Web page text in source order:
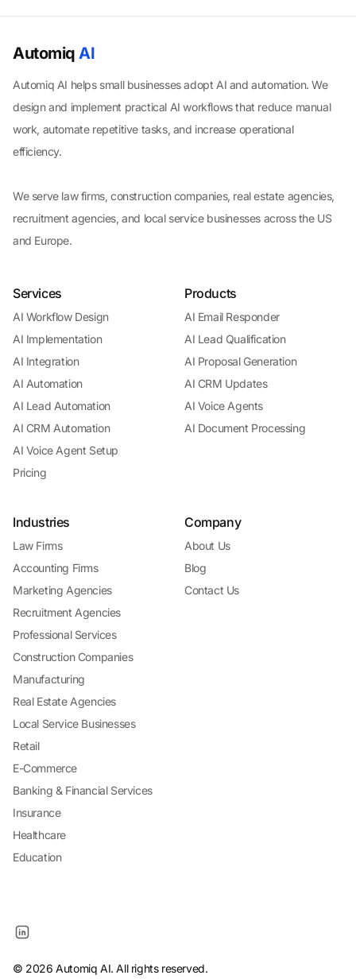
Automiq AI
Automiq AI helps small businesses adopt AI and automation. We
design and implement practical AI workflows that reduce manual
work, automate repetitive tasks, and increase operational
efficiency.
We serve law firms, construction companies, real estate agencies,
recruitment agencies, and local service businesses across the US
and Europe.
Services
AI Workflow Design
AI Implementation
AI Integration
AI Automation
AI Lead Automation
AI CRM Automation
AI Voice Agent Setup
Pricing
Products
AI Email Responder
AI Lead Qualification
AI Proposal Generation
AI CRM Updates
AI Voice Agents
AI Document Processing
Industries
Law Firms
Accounting Firms
Marketing Agencies
Recruitment Agencies
Professional Services
Construction Companies
Manufacturing
Real Estate Agencies
Local Service Businesses
Retail
E-Commerce
Banking & Financial Services
Insurance
Healthcare
Education
Company
About Us
Blog
Contact Us
© 2026 Automiq AI. All rights reserved.